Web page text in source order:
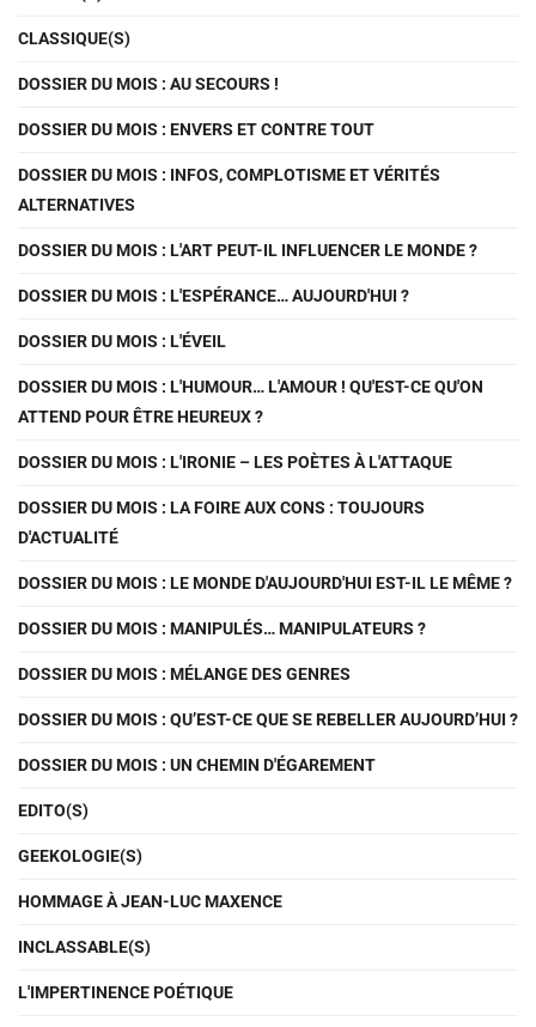
CLASSIQUE(S)
DOSSIER DU MOIS : AU SECOURS !
DOSSIER DU MOIS : ENVERS ET CONTRE TOUT
DOSSIER DU MOIS : INFOS, COMPLOTISME ET VÉRITÉS
ALTERNATIVES
DOSSIER DU MOIS : L'ART PEUT-IL INFLUENCER LE MONDE ?
DOSSIER DU MOIS : L'ESPÉRANCE… AUJOURD'HUI ?
DOSSIER DU MOIS : L'ÉVEIL
DOSSIER DU MOIS : L'HUMOUR… L'AMOUR ! QU'EST-CE QU'ON
ATTEND POUR ÊTRE HEUREUX ?
DOSSIER DU MOIS : L'IRONIE – LES POÈTES À L'ATTAQUE
DOSSIER DU MOIS : LA FOIRE AUX CONS : TOUJOURS
D'ACTUALITÉ
DOSSIER DU MOIS : LE MONDE D'AUJOURD'HUI EST-IL LE MÊME ?
DOSSIER DU MOIS : MANIPULÉS… MANIPULATEURS ?
DOSSIER DU MOIS : MÉLANGE DES GENRES
DOSSIER DU MOIS : QU’EST-CE QUE SE REBELLER AUJOURD’HUI ?
DOSSIER DU MOIS : UN CHEMIN D'ÉGAREMENT
EDITO(S)
GEEKOLOGIE(S)
HOMMAGE À JEAN-LUC MAXENCE
INCLASSABLE(S)
L'IMPERTINENCE POÉTIQUE